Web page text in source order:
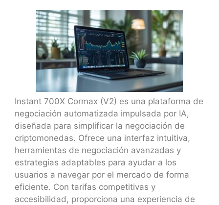
Instant 700X Cormax (V2) es una plataforma de
negociación automatizada impulsada por IA,
diseñada para simplificar la negociación de
criptomonedas. Ofrece una interfaz intuitiva,
herramientas de negociación avanzadas y
estrategias adaptables para ayudar a los
usuarios a navegar por el mercado de forma
eficiente. Con tarifas competitivas y
accesibilidad, proporciona una experiencia de